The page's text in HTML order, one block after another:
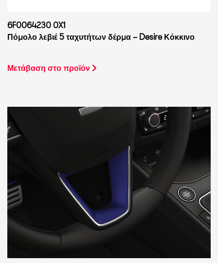
6F0064230 0X1
Πόμολο λεβιέ 5 ταχυτήτων δέρμα – Desire Κόκκινο
Μετάβαση στο προϊόν